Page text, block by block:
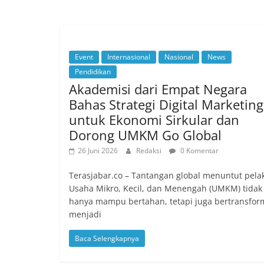
Event Internasional Nasional
News
Pendidikan
Akademisi dari Empat Negara
Bahas Strategi Digital Marketing
untuk Ekonomi Sirkular dan
Dorong UMKM Go Global
26 Juni 2026 Redaksi 0 Komentar
Terasjabar.co – Tantangan global menuntut
Usaha Mikro, Kecil, dan Menengah (UMKM) tidak
hanya mampu bertahan, tetapi juga
menjadi
Baca Selengkapnya